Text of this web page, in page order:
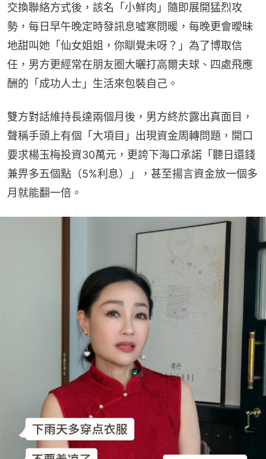
交換聯絡方式後，該名「小鮮肉」隨即展開猛烈攻
勢，每日早午晚定時發訊息噓寒問暖，每晚更會曖昧
地甜叫她「仙女姐姐，你瞓覺未呀？」為了博取信
任，男方更經常在朋友圈大曬打高爾夫球、四處飛應
酬的「成功人士」生活來包裝自己。
雙方對話維持長達兩個月後，男方終於露出真面目，
聲稱手頭上有個「大項目」出現資金周轉問題，開口
要求楊玉梅投資30萬元，更誇下海口承諾「聽日還錢
兼畀多五個點（5%利息）」，甚至揚言資金放一個多
月就能翻一倍。